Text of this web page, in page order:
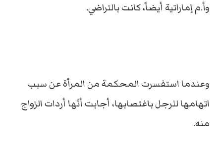
وأ.م إماراتية أيضاً، كانت بالتراضي.
وعندما استفسرت المحكمة من المرأة عن سبب
اتهامها للرجل باغتصابها، أجابت أنّها أردات الزواج
منه.